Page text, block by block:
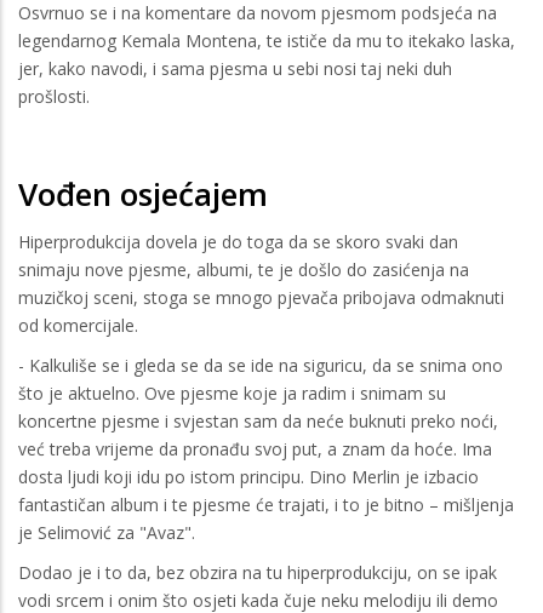
Osvrnuo se i na komentare da novom pjesmom podsjeća na
legendarnog Kemala Montena, te ističe da mu to itekako laska,
jer, kako navodi, i sama pjesma u sebi nosi taj neki duh
prošlosti.
Vođen osjećajem
Hiperprodukcija dovela je do toga da se skoro svaki dan
snimaju nove pjesme, albumi, te je došlo do zasićenja na
muzičkoj sceni, stoga se mnogo pjevača pribojava odmaknuti
od komercijale.
- Kalkuliše se i gleda se da se ide na siguricu, da se snima ono
što je aktuelno. Ove pjesme koje ja radim i snimam su
koncertne pjesme i svjestan sam da neće buknuti preko noći,
već treba vrijeme da pronađu svoj put, a znam da hoće. Ima
dosta ljudi koji idu po istom principu. Dino Merlin je izbacio
fantastičan album i te pjesme će trajati, i to je bitno – mišljenja
je Selimović za "Avaz".
Dodao je i to da, bez obzira na tu hiperprodukciju, on se ipak
vodi srcem i onim što osjeti kada čuje neku melodiju ili demo